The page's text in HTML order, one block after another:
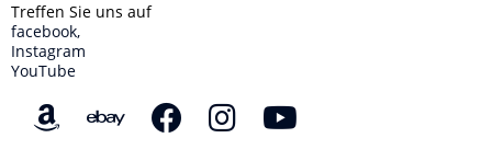
Treffen Sie uns auf
facebook,
Instagram
YouTube